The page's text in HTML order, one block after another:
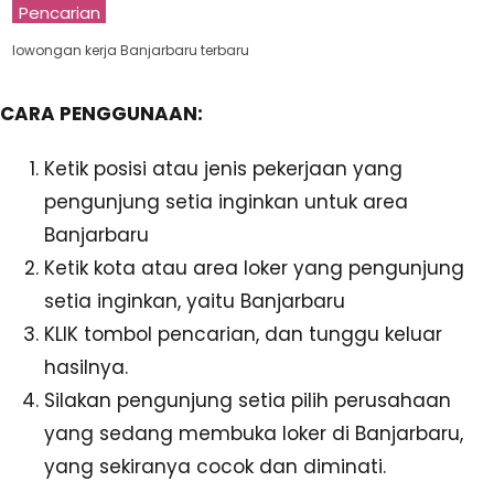
Pencarian
lowongan kerja Banjarbaru terbaru
CARA PENGGUNAAN:
Ketik posisi atau jenis pekerjaan yang
pengunjung setia inginkan untuk area
Banjarbaru
Ketik kota atau area loker yang pengunjung
setia inginkan, yaitu Banjarbaru
KLIK tombol pencarian, dan tunggu keluar
hasilnya.
Silakan pengunjung setia pilih perusahaan
yang sedang membuka loker di Banjarbaru,
yang sekiranya cocok dan diminati.